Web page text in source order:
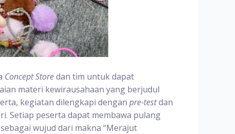
Concept Storedan tim untuk dapat
materi kewirausahaan yang berjudul
kegiatan dilengkapi dengan pre-testdan
Setiap peserta dapat membawa pulang
wujud dari makna “Merajut